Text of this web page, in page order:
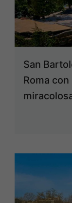
San
Roma con